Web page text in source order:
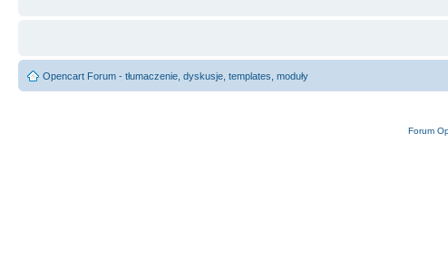
Opencart Forum - tłumaczenie, dyskusje, templates, moduły
Forum